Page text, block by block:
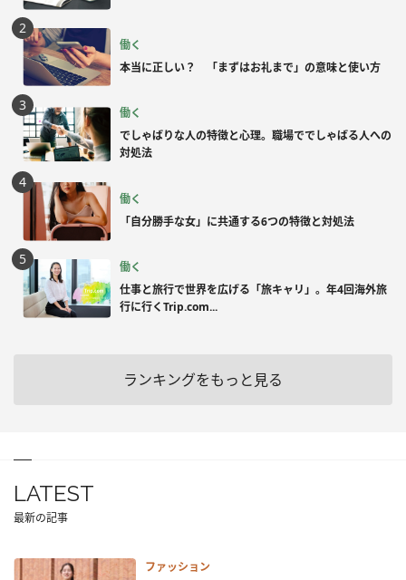
働く
本当に正しい？ 「まずはお礼まで」の意味と使い方
働く
でしゃばりな人の特徴と心理。職場ででしゃばる人への
対処法
働く
「自分勝手な女」に共通する6つの特徴と対処法
働く
仕事と旅行で世界を広げる「旅キャリ」。年4回海外旅
行に行くTrip.com...
ランキングをもっと見る
LATEST
最新の記事
ファッション